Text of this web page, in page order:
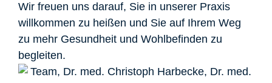
Wir freuen uns darauf, Sie in unserer Praxis
willkommen zu heißen und Sie auf Ihrem Weg
zu mehr Gesundheit und Wohlbefinden zu
begleiten.